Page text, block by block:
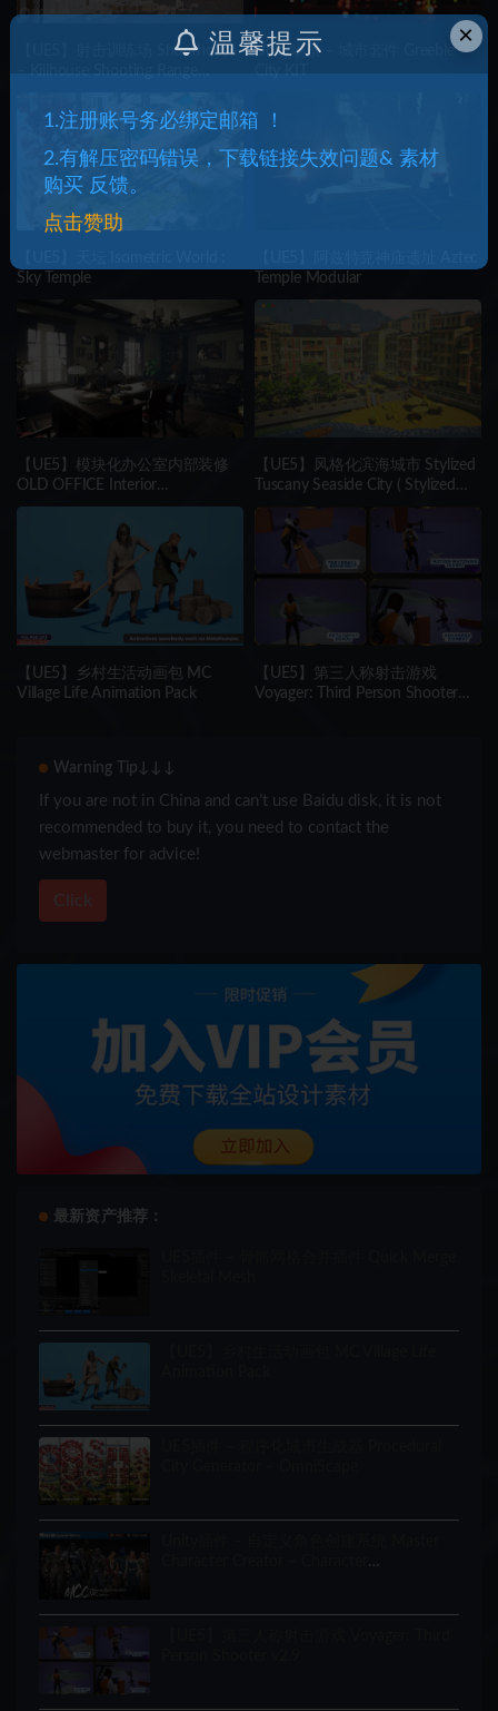
【UE5】射击训练场 Shoothouse
– Killhouse Shooting Range
Unity场景 – 城市套件 Greeble
City KIT
Sky Temple
Temple Modular
【UE5】模块化办公室内部装修
OLD OFFICE Interior
(MODULAR)
【UE5】风格化滨海城市 Stylized
Tuscany Seaside City ( Stylized
Tuscany City City Town Town
Tuscany )
【UE5】乡村生活动画包 MC
Village Life Animation Pack
【UE5】第三人称射击游戏
Voyager: Third Person Shooter
Warning Tip↓↓↓
If you are not in China and can’t use Baidu disk, it is not
recommended to buy it, you need to contact the
webmaster for advice!
Click
最新资产推荐：
×
温馨提示
1.注册账号务必绑定邮箱 ！
2.有解压密码错误，下载链接失效问题& 素材
购买 反馈。
点击赞助